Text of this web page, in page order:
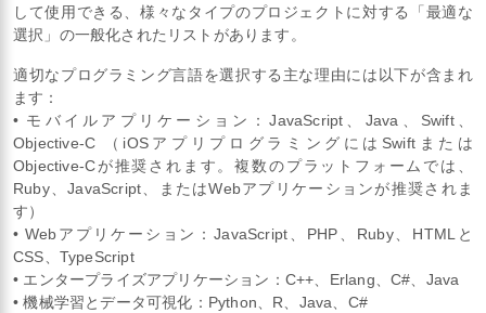
して使用できる、様々なタイプのプロジェクトに対する「最適な
選択」の一般化されたリストがあります。
適切なプログラミング言語を選択する主な理由には以下が含まれ
ます：
• モバイルアプリケーション：JavaScript、Java、Swift、
Objective-C （iOSアプリプログラミングにはSwiftまたは
Objective-Cが推奨されます。複数のプラットフォームでは、
Ruby、JavaScript、またはWebアプリケーションが推奨されま
す）
• Webアプリケーション：JavaScript、PHP、Ruby、HTMLと
CSS、TypeScript
• エンタープライズアプリケーション：C++、Erlang、C#、Java
• 機械学習とデータ可視化：Python、R、Java、C#